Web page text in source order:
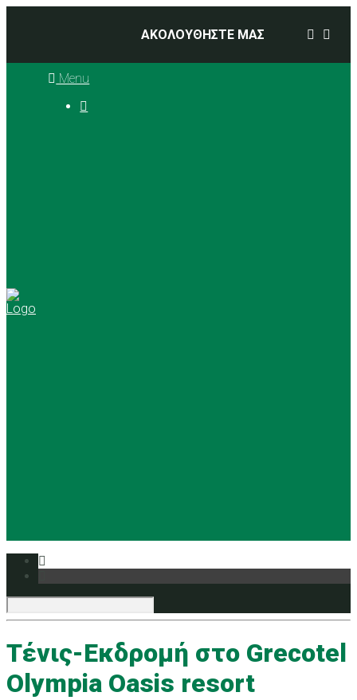
ΑΚΟΛΟΥΘΗΣΤΕ ΜΑΣ
Menu

Tένις-Εκδρομή στο Grecotel
Olympia Oasis resort